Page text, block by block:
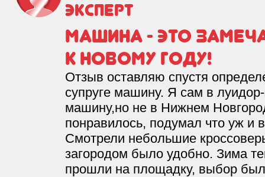
Эксперт
Машина - это
к Новому году!
Отзыв оставляю спустя
супруге машину. Я сам в
машину,но не в Нижнем
понравилось, подумал что уж
Смотрели небольшие
загородом было удобно. Зима
прошли на площадку, выбор